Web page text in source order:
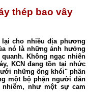
thép bao vây
lại cho nhiều địa phương
nó là những ảnh hưởng
Không ngạc nhiên
KCN đang tồn tại nhức
những ống khói" phần
một bộ phận người dân
như một sự cam